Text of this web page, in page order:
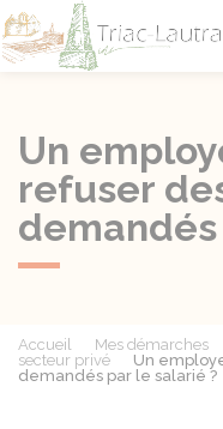
Un
refuser
Accueil Mes démarches
secteur privé
Un
demandés par le salarié ?